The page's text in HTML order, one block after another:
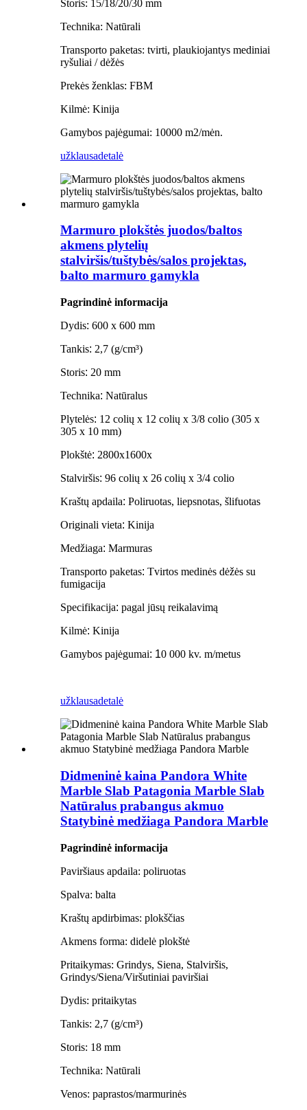
Storis: 15/18/20/30 mm
Technika: Natūrali
Transporto paketas: tvirti, plaukiojantys mediniai
ryšuliai / dėžės
Prekės ženklas: FBM
Kilmė: Kinija
Gamybos pajėgumai: 10000 m2/mėn.
užklausadetalė
Marmuro plokštės juodos/baltos
akmens plytelių
stalviršis/tuštybės/salos projektas,
balto marmuro gamykla
Pagrindinė informacija
Dydis: 600 x 600 mm
Tankis: 2,7 (g/cm³)
Storis: 20 mm
Technika: Natūralus
Plytelės: 12 colių x 12 colių x 3/8 colio (305 x
305 x 10 mm)
Plokštė: 2800x1600x
Stalviršis: 96 colių x 26 colių x 3/4 colio
Kraštų apdaila: Poliruotas, liepsnotas, šlifuotas
Originali vieta: Kinija
Medžiaga: Marmuras
Transporto paketas: Tvirtos medinės dėžės su
fumigacija
Specifikacija: pagal jūsų reikalavimą
Kilmė: Kinija
Gamybos pajėgumai: 10 000 kv. m/metus
užklausadetalė
Didmeninė kaina Pandora White
Marble Slab Patagonia Marble Slab
Natūralus prabangus akmuo
Statybinė medžiaga Pandora Marble
Pagrindinė informacija
Paviršiaus apdaila: poliruotas
Spalva: balta
Kraštų apdirbimas: plokščias
Akmens forma: didelė plokštė
Pritaikymas: Grindys, Siena, Stalviršis,
Grindys/Siena/Viršutiniai paviršiai
Dydis: pritaikytas
Tankis: 2,7 (g/cm³)
Storis: 18 mm
Technika: Natūrali
Venos: paprastos/marmurinės